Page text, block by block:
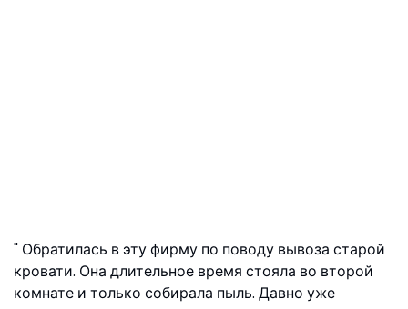
Обратилась в эту фирму по поводу вывоза старой
кровати. Она длительное время стояла во второй
комнате и только собирала пыль. Давно уже